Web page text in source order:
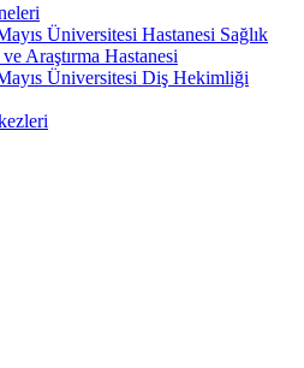
Üniversitesi Hastanesi Sağlık
Araştırma Hastanesi
Üniversitesi Diş Hekimliği